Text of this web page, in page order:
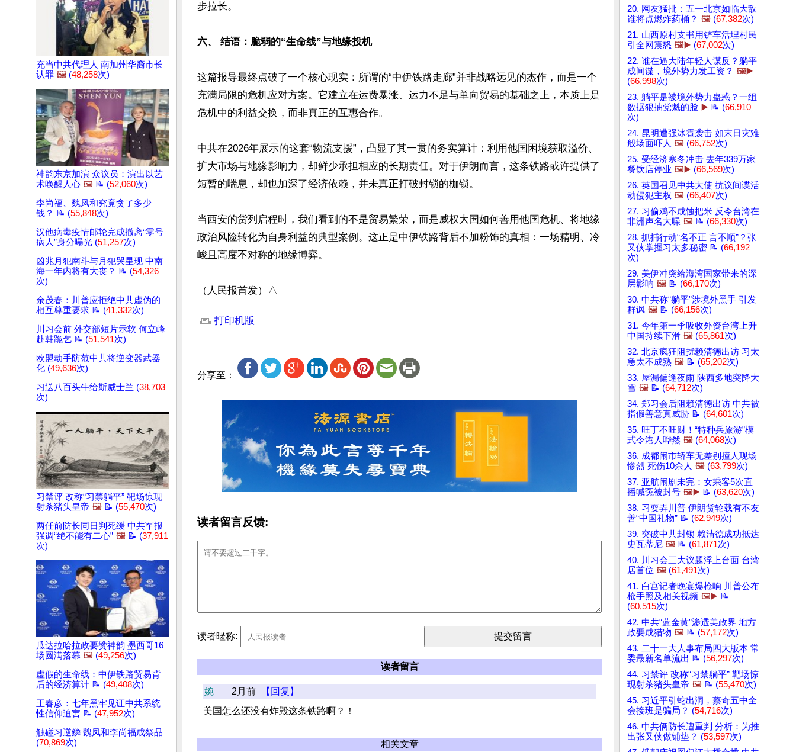
充当中共代理人 南加州华裔市长
认罪 🖼️ (48,258次)
神韵东京加演 众议员：演出以艺
术唤醒人心 🖼️ 📝 (52,060次)
李尚福、魏凤和究竟贪了多少
钱？ 📝 (55,848次)
汉他病毒疫情邮轮完成撤离“零号
病人”身分曝光 (51,257次)
凶兆月犯南斗与月犯哭星现 中南
海一年内将有大丧？ 📝 (54,326
次)
余茂春：川普应拒绝中共虚伪的
相互尊重要求 📝 (41,332次)
川习会前 外交部短片示软 何立峰
赴韩跪乞 📝 (51,541次)
欧盟动手防范中共将逆变器武器
化 (49,636次)
习送八百头牛给斯威士兰 (38,703
次)
习禁评 改称“习禁躺平” 靶场惊现
射杀猪头皇帝 🖼️ 📝 (55,470次)
两任前防长同日判死缓 中共军报
强调“绝不能有二心” 🖼️ 📝 (37,911
次)
瓜达拉哈拉政要赞神韵 墨西哥16
场圆满落幕 🖼️ (49,256次)
虚假的生命线：中伊铁路贸易背
后的经济算计 📝 (49,408次)
王春彦：七年黑牢见证中共系统
性信仰迫害 📝 (47,952次)
触碰习逆鳞 魏凤和李尚福成祭品
(70,869次)
步拉长。
六、 结语：脆弱的“生命线”与地缘投机
这篇报导最终点破了一个核心现实：所谓的“中伊铁路走廊”并非战略远见的杰作，而是一个
充满局限的危机应对方案。它建立在运费暴涨、运力不足与单向贸易的基础之上，本质上是
危机中的利益交换，而非真正的互惠合作。
中共在2026年展示的这套“物流支援”，凸显了其一贯的务实算计：利用他国困境获取溢价、
扩大市场与地缘影响力，却鲜少承担相应的长期责任。对于伊朗而言，这条铁路或许提供了
短暂的喘息，却也加深了经济依赖，并未真正打破封锁的枷锁。
当西安的货列启程时，我们看到的不是贸易繁荣，而是威权大国如何善用他国危机、将地缘
政治风险转化为自身利益的典型案例。这正是中伊铁路背后不加粉饰的真相：一场精明、冷
峻且高度不对称的地缘博弈。
（人民报首发）△
打印机版
分享至：
读者留言反馈:
读者暱称:
读者留言
婉 2月前
【回复】
美国怎么还没有炸毁这条铁路啊？！
相关文章
20. 网友猛批：五一北京如临大敌
谁将点燃炸药桶？ 🖼️ (67,382次)
21. 山西原村支书用铲车活埋村民
引全网震怒 🖼️▶️ (67,002次)
22. 谁在逼大陆年轻人谋反？躺平
成间谍，境外势力发工资？ 🖼️▶️
(66,998次)
23. 躺平是被境外势力蛊惑？一组
数据狠抽党魁的脸 ▶️ 📝 (66,910
次)
24. 昆明遭强冰雹袭击 如末日灾难
般场面吓人 🖼️ (66,752次)
25. 受经济寒冬冲击 去年339万家
餐饮店停业 🖼️▶️ (66,569次)
26. 英国召见中共大使 抗议间谍活
动侵犯主权 🖼️ (66,407次)
27. 习偷鸡不成蚀把米 反令台湾在
非洲声名大噪 🖼️ 📝 (66,330次)
28. 抓捕行动“名不正 言不顺”？张
又侠掌握习太多秘密 📝 (66,192
次)
29. 美伊冲突给海湾国家带来的深
层影响 🖼️ 📝 (66,170次)
30. 中共称“躺平”涉境外黑手 引发
群讽 🖼️ 📝 (66,156次)
31. 今年第一季吸收外资台湾上升
中国持续下滑 🖼️ (65,861次)
32. 北京疯狂阻扰赖清德出访 习太
急太不成熟 🖼️ 📝 (65,202次)
33. 屋漏偏逢夜雨 陕西多地突降大
雪 🖼️ 📝 (64,712次)
34. 郑习会后阻赖清德出访 中共被
指假善意真威胁 📝 (64,601次)
35. 旺丁不旺财！“特种兵旅游”模
式令港人哗然 🖼️ (64,068次)
36. 成都闹市轿车无差别撞人现场
惨烈 死伤10余人 🖼️ (63,799次)
37. 亚航闹剧未完：女乘客5次直
播喊冤被封号 🖼️▶️ 📝 (63,620次)
38. 习耍弄川普 伊朗货轮载有不友
善“中国礼物” 📝 (62,949次)
39. 突破中共封锁 赖清德成功抵达
史瓦蒂尼 🖼️ 📝 (61,871次)
40. 川习会三大议题浮上台面 台湾
居首位 🖼️ (61,491次)
41. 白宫记者晚宴爆枪响 川普公布
枪手照及相关视频 🖼️▶️ 📝
(60,515次)
42. 中共“蓝金黄”渗透美政界 地方
政要成猎物 🖼️ 📝 (57,172次)
43. 二十一大人事布局四大版本 常
委最新名单流出 📝 (56,297次)
44. 习禁评 改称“习禁躺平” 靶场惊
现射杀猪头皇帝 🖼️ 📝 (55,470次)
45. 习近平引蛇出洞，蔡奇五中全
会接班是骗局？ (54,716次)
46. 中共俩防长遭重判 分析：为推
出张又侠做铺垫？ (53,597次)